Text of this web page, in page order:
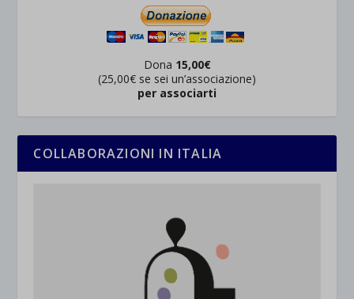
Dona 15,00€
(25,00€ se sei un’associazione)
per associarti
COLLABORAZIONI IN ITALIA